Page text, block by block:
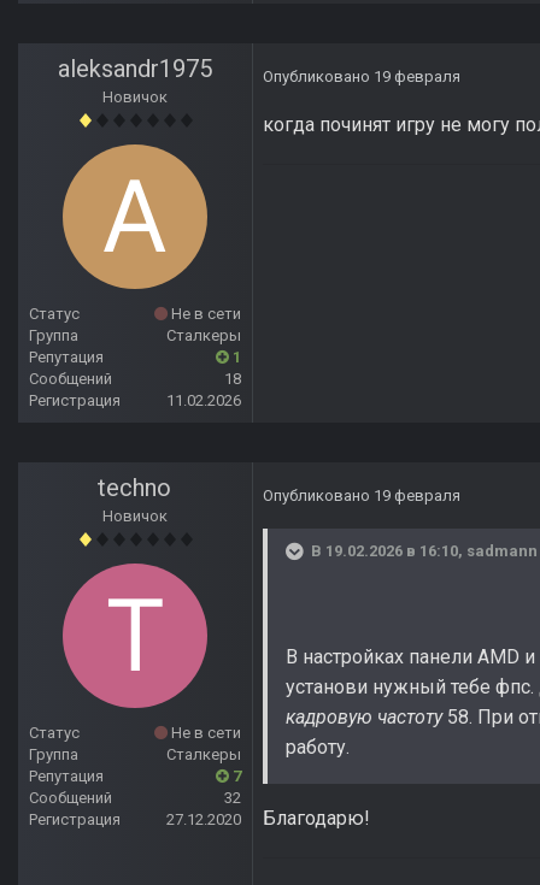
aleksandr1975
Новичок
Статус
Не в сети
Группа
Сталкеры
Репутация
1
Сообщений
18
Регистрация
11.02.2026
Опубликовано 19 февраля
когда починят игру не могу
techno
Новичок
Статус
Не в сети
Группа
Сталкеры
Репутация
7
Сообщений
32
Регистрация
27.12.2020
Опубликовано 19 февраля
В 19.02.2026 в 16:10, sadmann
В настройках панели AMD
установи нужный тебе
кадровую частоту58. При
работу.
Благодарю!